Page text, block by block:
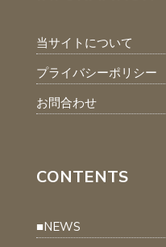
当サイトについて
プライバシーポリシー
お問合わせ
CONTENTS
■NEWS